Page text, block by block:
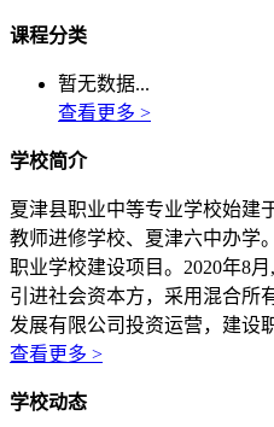
课程分类
暂无数据...
查看更多 >
学校简介
夏津县职业中等专业学校始建
教师进修学校、夏津六中办学
职业学校建设项目。2020年8
引进社会资本方，采用混合所
发展有限公司投资运营，建设
查看更多 >
学校动态